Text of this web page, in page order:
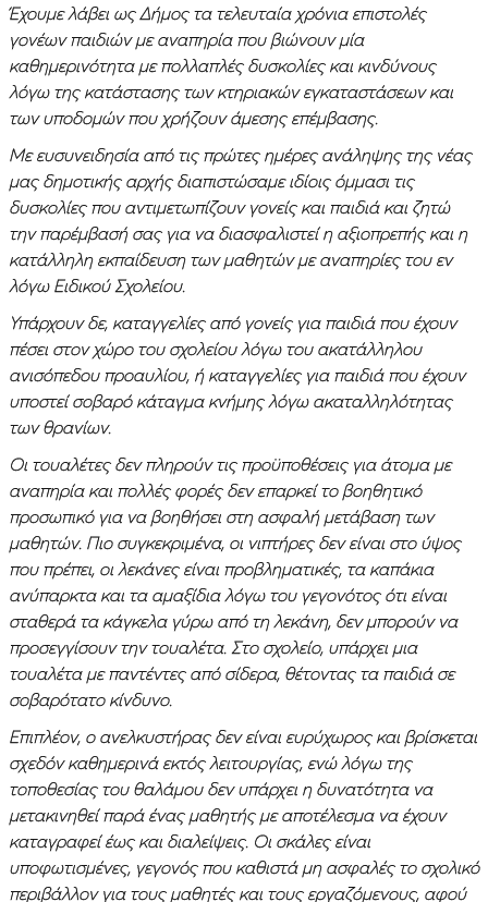
Έχουμε λάβει ως Δήμος τα τελευταία χρόνια επιστολές
γονέων παιδιών με αναπηρία που βιώνουν μία
καθημερινότητα με πολλαπλές δυσκολίες και κινδύνους
λόγω της κατάστασης των κτηριακών εγκαταστάσεων και
των υποδομών που χρήζουν άμεσης επέμβασης.
Με ευσυνειδησία από τις πρώτες ημέρες ανάληψης της νέας
μας δημοτικής αρχής διαπιστώσαμε ιδίοις όμμασι τις
δυσκολίες που αντιμετωπίζουν γονείς και παιδιά και ζητώ
την παρέμβασή σας για να διασφαλιστεί η αξιοπρεπής και η
κατάλληλη εκπαίδευση των μαθητών με αναπηρίες του εν
λόγω Ειδικού Σχολείου.
Υπάρχουν δε, καταγγελίες από γονείς για παιδιά που έχουν
πέσει στον χώρο του σχολείου λόγω του ακατάλληλου
ανισόπεδου προαυλίου, ή καταγγελίες για παιδιά που έχουν
υποστεί σοβαρό κάταγμα κνήμης λόγω ακαταλληλότητας
των θρανίων.
Οι τουαλέτες δεν πληρούν τις προϋποθέσεις για άτομα με
αναπηρία και πολλές φορές δεν επαρκεί το βοηθητικό
προσωπικό για να βοηθήσει στη ασφαλή μετάβαση των
μαθητών. Πιο συγκεκριμένα, οι νιπτήρες δεν είναι στο ύψος
που πρέπει, οι λεκάνες είναι προβληματικές, τα καπάκια
ανύπαρκτα και τα αμαξίδια λόγω του γεγονότος ότι είναι
σταθερά τα κάγκελα γύρω από τη λεκάνη, δεν μπορούν να
προσεγγίσουν την τουαλέτα. Στο σχολείο, υπάρχει μια
τουαλέτα με παντέντες από σίδερα, θέτοντας τα παιδιά σε
σοβαρότατο κίνδυνο.
Επιπλέον, ο ανελκυστήρας δεν είναι ευρύχωρος και βρίσκεται
σχεδόν καθημερινά εκτός λειτουργίας, ενώ λόγω της
τοποθεσίας του θαλάμου δεν υπάρχει η δυνατότητα να
μετακινηθεί παρά ένας μαθητής με αποτέλεσμα να έχουν
καταγραφεί έως και διαλείψεις. Οι σκάλες είναι
υποφωτισμένες, γεγονός που καθιστά μη ασφαλές το σχολικό
περιβάλλον για τους μαθητές και τους εργαζόμενους, αφού